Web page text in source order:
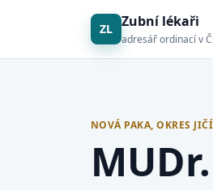
ZL Zubní lékaři
adresář ordinací v
NOVÁ PAKA, OKRES